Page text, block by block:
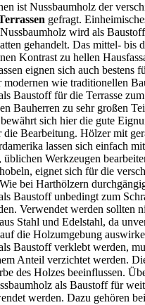
ist Nussbaumholz der
gefragt.
wird als
gehandelt. Das mittel- bis
Kontrast zu hellen
eignen sich auch bestens
modernen wie traditionellen
Baustoff für die Terrasse
Bauherren zu sehr großen
sich hier die gute
die Bearbeitung. Hölzer mit
lassen sich einfach
Werkzeugen
eignet sich für die
bei Harthölzern
Baustoff unbedingt zum
Verwendet werden sollten
Stahl und Edelstahl, da
die Holzumgebung
Baustoff verklebt werden,
Anteil verzichtet werden.
des Holzes beeinflussen.
als Baustoff für
werden. Dazu gehören